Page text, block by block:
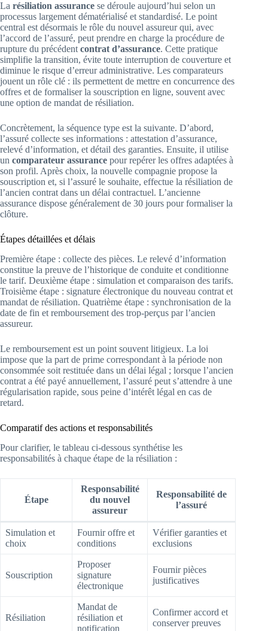
La résiliation assurance se déroule aujourd’hui selon un
processus largement dématérialisé et standardisé. Le point
central est désormais le rôle du nouvel assureur qui, avec
l’accord de l’assuré, peut prendre en charge la procédure de
rupture du précédentcontrat d’assurance. Cette pratique
simplifie la transition, évite toute interruption de couverture et
diminue le risque d’erreur administrative. Les comparateurs
jouent un rôle clé : ils permettent de mettre en concurrence des
offres et de formaliser la souscription en ligne, souvent avec
une option de mandat de résiliation.
Concrètement, la séquence type est la suivante. D’abord,
l’assuré collecte ses informations : attestation d’assurance,
relevé d’information, et détail des garanties. Ensuite, il utilise
un comparateur assurance pour repérer les offres adaptées à
son profil. Après choix, la nouvelle compagnie propose la
souscription et, si l’assuré le souhaite, effectue la résiliation de
l’ancien contrat dans un délai contractuel. L’ancienne
assurance dispose généralement de 30 jours pour formaliser la
clôture.
Étapes détaillées et délais
Première étape : collecte des pièces. Le relevé d’information
constitue la preuve de l’historique de conduite et conditionne
le tarif. Deuxième étape : simulation et comparaison des tarifs.
Troisième étape : signature électronique du nouveau contrat et
mandat de résiliation. Quatrième étape : synchronisation de la
date de fin et remboursement des trop-perçus par l’ancien
assureur.
Le remboursement est un point souvent litigieux. La loi
impose que la part de prime correspondant à la période non
consommée soit restituée dans un délai légal ; lorsque l’ancien
contrat a été payé annuellement, l’assuré peut s’attendre à une
régularisation rapide, sous peine d’intérêt légal en cas de
retard.
Comparatif des actions et responsabilités
Pour clarifier, le tableau ci-dessous synthétise les
responsabilités à chaque étape de la résiliation :
Étape
Responsabilité
du nouvel
assureur
Responsabilité de
l’assuré
Simulation et
choix
Fournir offre et
conditions
Vérifier garanties et
exclusions
Souscription
Proposer
signature
électronique
Fournir pièces
justificatives
Résiliation
Mandat de
résiliation et
notification
Confirmer accord et
conserver preuves